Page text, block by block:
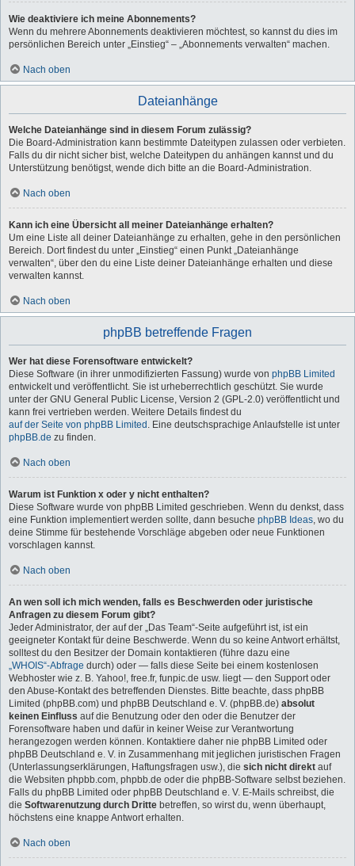
Wie deaktiviere ich meine Abonnements?
Wenn du mehrere Abonnements deaktivieren möchtest, so kannst du dies im
persönlichen Bereich unter „Einstieg“ – „Abonnements verwalten“ machen.
Nach oben
Dateianhänge
Welche Dateianhänge sind in diesem Forum zulässig?
Die Board-Administration kann bestimmte Dateitypen zulassen oder verbieten.
Falls du dir nicht sicher bist, welche Dateitypen du anhängen kannst und du
Unterstützung benötigst, wende dich bitte an die Board-Administration.
Nach oben
Kann ich eine Übersicht all meiner Dateianhänge erhalten?
Um eine Liste all deiner Dateianhänge zu erhalten, gehe in den persönlichen
Bereich. Dort findest du unter „Einstieg“ einen Punkt „Dateianhänge
verwalten“, über den du eine Liste deiner Dateianhänge erhalten und diese
verwalten kannst.
Nach oben
phpBB betreffende Fragen
Wer hat diese Forensoftware entwickelt?
Diese Software (in ihrer unmodifizierten Fassung) wurde von phpBB Limited
entwickelt und veröffentlicht. Sie ist urheberrechtlich geschützt. Sie wurde
unter der GNU General Public License, Version 2 (GPL-2.0) veröffentlicht und
kann frei vertrieben werden. Weitere Details findest du
auf der Seite von phpBB Limited . Eine deutschsprachige Anlaufstelle ist unter
phpBB.de zu finden.
Nach oben
Warum ist Funktion x oder y nicht enthalten?
Diese Software wurde von phpBB Limited geschrieben. Wenn du denkst, dass
eine Funktion implementiert werden sollte, dann besuche phpBB Ideas, wo du
deine Stimme für bestehende Vorschläge abgeben oder neue Funktionen
vorschlagen kannst.
Nach oben
An wen soll ich mich wenden, falls es Beschwerden oder juristische
Anfragen zu diesem Forum gibt?
Jeder Administrator, der auf der „Das Team“-Seite aufgeführt ist, ist ein
geeigneter Kontakt für deine Beschwerde. Wenn du so keine Antwort erhältst,
solltest du den Besitzer der Domain kontaktieren (führe dazu eine
„WHOIS“-Abfrage durch) oder — falls diese Seite bei einem kostenlosen
Webhoster wie z. B. Yahoo!, free.fr, funpic.de usw. liegt — den Support oder
den Abuse-Kontakt des betreffenden Dienstes. Bitte beachte, dass phpBB
Limited (phpBB.com) und phpBB Deutschland e. V. (phpBB.de) absolut
keinen Einfluss auf die Benutzung oder den oder die Benutzer der
Forensoftware haben und dafür in keiner Weise zur Verantwortung
herangezogen werden können. Kontaktiere daher nie phpBB Limited oder
phpBB Deutschland e. V. in Zusammenhang mit jeglichen juristischen Fragen
(Unterlassungserklärungen, Haftungsfragen usw.), die sich nicht direkt auf
die Websiten phpbb.com, phpbb.de oder die phpBB-Software selbst beziehen.
Falls du phpBB Limited oder phpBB Deutschland e. V. E-Mails schreibst, die
die Softwarenutzung durch Dritte betreffen, so wirst du, wenn überhaupt,
höchstens eine knappe Antwort erhalten.
Nach oben